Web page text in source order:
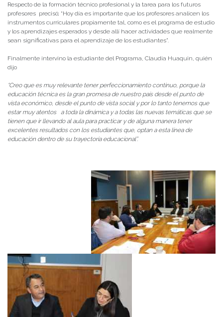
Respecto de la formación técnico profesional y la tarea para los futuros
profesores precisó; “Hoy día es importante que los profesores analicen los
instrumentos curriculares propiamente tal, como es el programa de estudio
y los aprendizajes esperados y desde allí hacer actividades que realmente
sean significativas para el aprendizaje de los estudiantes”.
Finalmente intervino la estudiante del Programa, Claudia Huaquin, quién
dijo
“Creo que es muy relevante tener perfeccionamiento continuo, porque la
educación técnica es la gran promesa de nuestro país desde el punto de
vista económico, desde el punto de vista social y por lo tanto tenemos que
estar muy atentos a toda la dinámica y a todas las nuevas temáticas que se
tienen que ir llevando al aula para practicar y de alguna manera tener
excelentes resultados con los estudiantes que, optan a esta línea de
educación dentro de su trayectoria educacional”.